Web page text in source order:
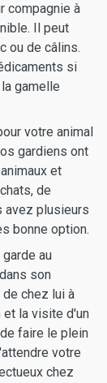
compagnie à
Il peut
ou de câlins.
si
gamelle
votre animal
gardiens ont
et
de
avez plusieurs
bonne option.
au
son
chez lui à
et la visite d'un
faire le plein
votre
chez